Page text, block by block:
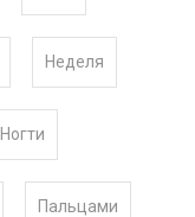
Неделя
Ногти
Пальцами